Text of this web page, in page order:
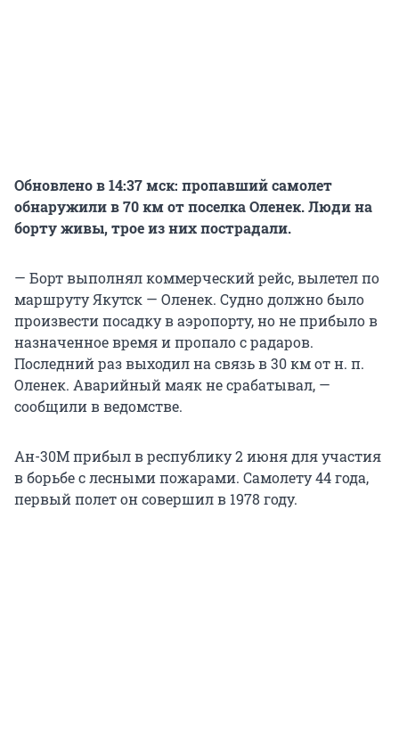
Обновлено в 14:37 мск: пропавший самолет
обнаружили в 70 км от поселка Оленек. Люди на
борту живы, трое из них пострадали.
— Борт выполнял коммерческий рейс, вылетел по
маршруту Якутск — Оленек. Судно должно было
произвести посадку в аэропорту, но не прибыло в
назначенное время и пропало с радаров.
Последний раз выходил на связь в 30 км от н. п.
Оленек. Аварийный маяк не срабатывал, —
сообщили в ведомстве.
Ан-30М прибыл в республику 2 июня для участия
в борьбе с лесными пожарами. Самолету 44 года,
первый полет он совершил в 1978 году.